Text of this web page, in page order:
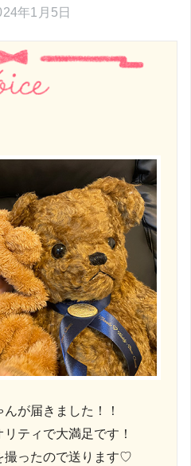
年1月5日
が届きました！！
ティで大満足です！
撮ったので送ります♡